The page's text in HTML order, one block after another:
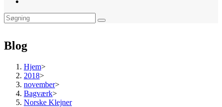
Blog
Hjem>
2018>
november>
Bagværk>
Norske Klejner